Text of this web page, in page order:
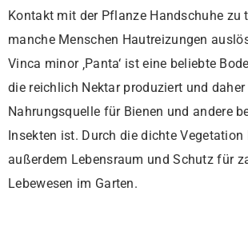
Kontakt mit der Pflanze Handschuhe zu
manche Menschen Hautreizungen
Vinca minor ‚Panta‘ ist eine beliebte
die reichlich Nektar produziert und
Nahrungsquelle für Bienen und andere
Insekten ist. Durch die dichte Vegetation
außerdem Lebensraum und Schutz für
Lebewesen im Garten.